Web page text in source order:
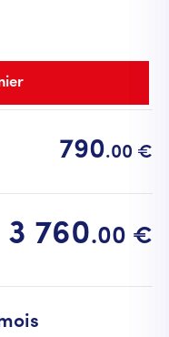
790.00 €
3 760.00 €